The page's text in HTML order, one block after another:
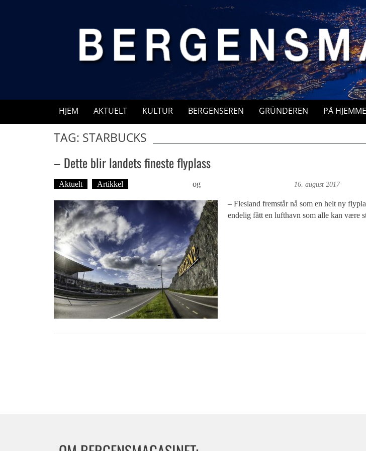
HJEM AKTUELT KULTUR BERGENSEREN GRÜNDEREN PÅ
TAG: STARBUCKS
– Dette blir landets fineste flyplass
Aktuelt Artikkel og 16. august 2017
– Flesland fremstår nå som en helt ny
endelig fått en lufthavn som alle kan være